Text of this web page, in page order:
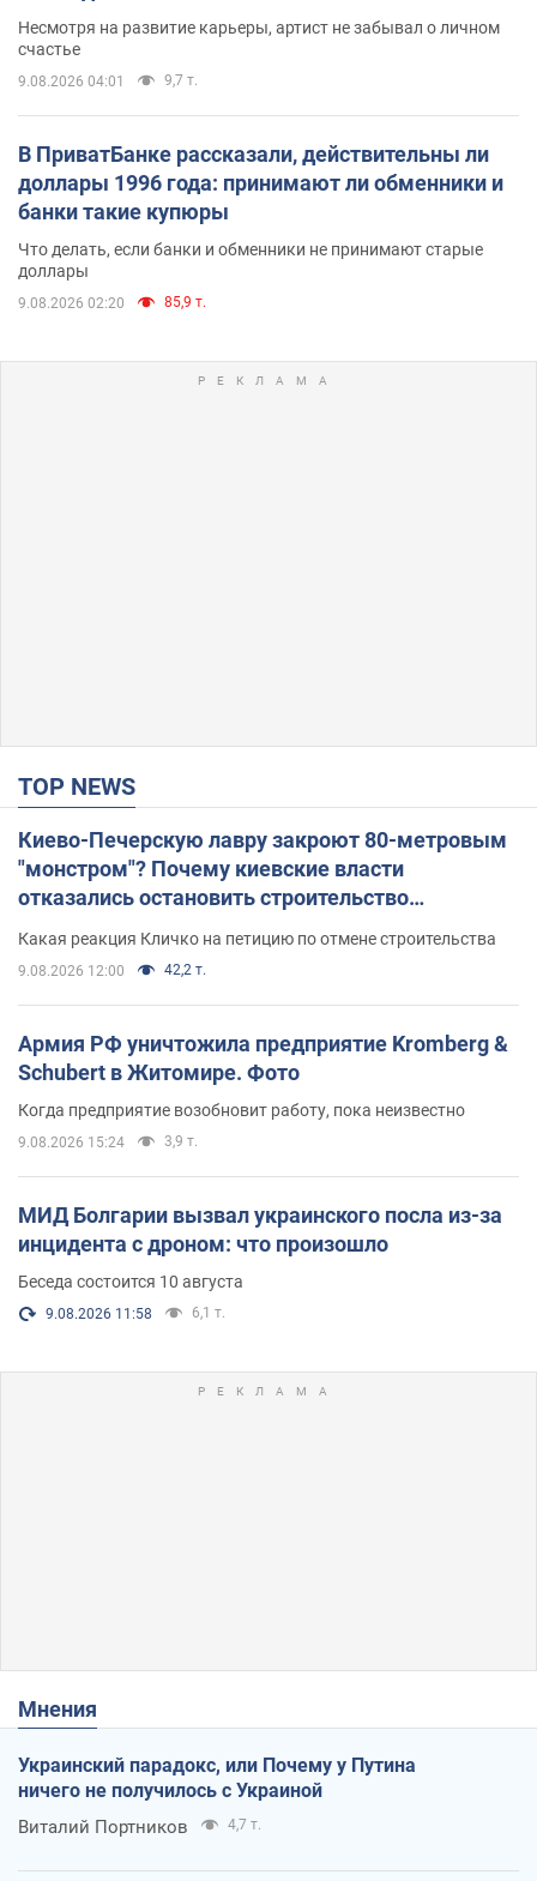
Несмотря на развитие карьеры, артист не забывал о личном
счастье
9.08.2026 04:01 9,7 т.
В ПриватБанке рассказали, действительны ли
доллары 1996 года: принимают ли обменники и
банки такие купюры
Что делать, если банки и обменники не принимают старые
доллары
9.08.2026 02:20 85,9 т.
TOP NEWS
Киево-Печерскую лавру закроют 80-метровым
"монстром"? Почему киевские власти
отказались остановить строительство
Какая реакция Кличко на петицию по отмене строительства
9.08.2026 12:00 42,2 т.
Армия РФ уничтожила предприятие Kromberg &
Schubert в Житомире. Фото
Когда предприятие возобновит работу, пока неизвестно
9.08.2026 15:24 3,9 т.
МИД Болгарии вызвал украинского посла из-за
инцидента с дроном: что произошло
Беседа состоится 10 августа
9.08.2026 11:58 6,1 т.
Мнения
Украинский парадокс, или Почему у Путина
ничего не получилось с Украиной
Виталий Портников 4,7 т.